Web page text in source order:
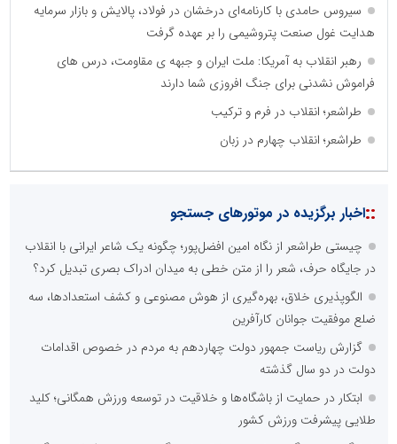
سیروس حامدی با کارنامه‌ای درخشان در فولاد، پالایش و بازار سرمایه
هدایت غول صنعت پتروشیمی را بر عهده گرفت
رهبر انقلاب به آمریکا: ملت ایران و جبهه ی مقاومت، درس های
فراموش نشدنی برای جنگ افروزی شما دارند
طراشعر؛ انقلاب در فرم و ترکیب
طراشعر؛ انقلاب چهارم در زبان
::اخبار برگزیده در موتورهای جستجو
چیستی طراشعر از نگاه امین افضل‌پور؛ چگونه یک شاعر ایرانی با انقلاب
در جایگاه حرف، شعر را از متن خطی به میدان ادراک بصری تبدیل کرد؟
الگوپذیری خلاق، بهره‌گیری از هوش مصنوعی و کشف استعدادها، سه
ضلع موفقیت جوانان کارآفرین
گزارش ریاست جمهور دولت چهاردهم به مردم در خصوص اقدامات
دولت در دو سال گذشته
ابتکار در حمایت از باشگاه‌ها و خلاقیت در توسعه ورزش همگانی؛ کلید
طلایی پیشرفت ورزش کشور